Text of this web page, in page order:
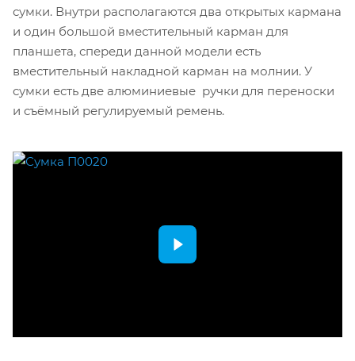
сумки. Внутри располагаются два открытых кармана
и один большой вместительный карман для
планшета, спереди данной модели есть
вместительный накладной карман на молнии. У
сумки есть две алюминиевые ручки для переноски
и съёмный регулируемый ремень.